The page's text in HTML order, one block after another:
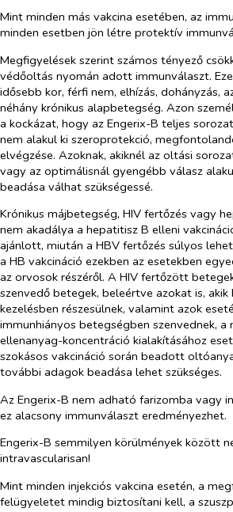
Mint minden más vakcina esetében, az
minden esetben jön létre protektív
Megfigyelések szerint számos tényező
védőoltás nyomán adott immunválaszt.
idősebb kor, férfi nem, elhízás, dohányzás,
néhány krónikus alapbetegség. Azon
a kockázat, hogy az Engerix-B teljes
nem alakul ki szeroprotekció,
elvégzése. Azoknak, akiknél az oltási
vagy az optimálisnál gyengébb válasz
beadása válhat szükségessé.
Krónikus májbetegség, HIV fertőzés vagy
nem akadálya a hepatitisz B elleni
ajánlott, miután a HBV fertőzés súlyos
a HB vakcináció ezekben az esetekben
az orvosok részéről. A HIV fertőzött
szenvedő betegek, beleértve azokat is, akik
kezelésben részesülnek, valamint azok
immunhiányos betegségben szenvednek, a
ellenanyag-koncentráció kialakításához
szokásos vakcináció során beadott
további adagok beadása lehet szükséges.
Az Engerix-B nem adható farizomba vagy
ez alacsony immunválaszt eredményezhet.
Engerix-B semmilyen körülmények között
intravascularisan!
Mint minden injekciós vakcina esetén, a
felügyeletet mindig biztosítani kell, a